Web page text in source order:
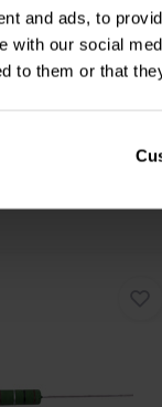
and ads, to
with our social
to them or that
10+ Disponibile